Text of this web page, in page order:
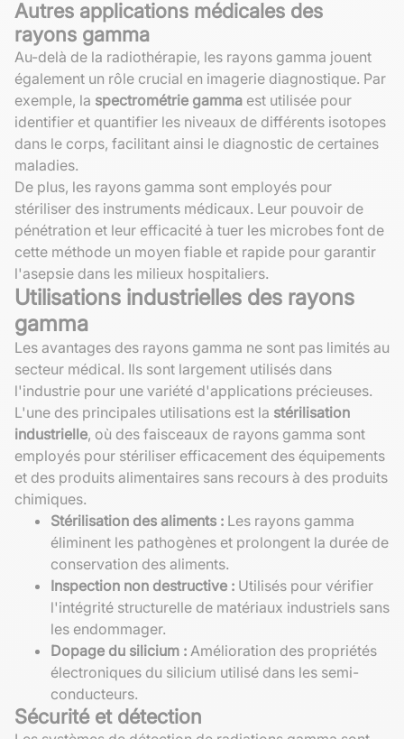
Autres applications médicales des
rayons gamma
Au-delà de la radiothérapie, les rayons gamma jouent
également un rôle crucial en imagerie diagnostique. Par
exemple, la spectrométrie gamma est utilisée pour
identifier et quantifier les niveaux de différents isotopes
dans le corps, facilitant ainsi le diagnostic de certaines
maladies.
De plus, les rayons gamma sont employés pour
stériliser des instruments médicaux. Leur pouvoir de
pénétration et leur efficacité à tuer les microbes font de
cette méthode un moyen fiable et rapide pour garantir
l'asepsie dans les milieux hospitaliers.
Utilisations industrielles des rayons
gamma
Les avantages des rayons gamma ne sont pas limités au
secteur médical. Ils sont largement utilisés dans
l'industrie pour une variété d'applications précieuses.
L'une des principales utilisations est la stérilisation
industrielle, où des faisceaux de rayons gamma sont
employés pour stériliser efficacement des équipements
et des produits alimentaires sans recours à des produits
chimiques.
Stérilisation des aliments : Les rayons gamma
éliminent les pathogènes et prolongent la durée de
conservation des aliments.
Inspection non destructive : Utilisés pour vérifier
l'intégrité structurelle de matériaux industriels sans
les endommager.
Dopage du silicium : Amélioration des propriétés
électroniques du silicium utilisé dans les semi-
conducteurs.
Sécurité et détection